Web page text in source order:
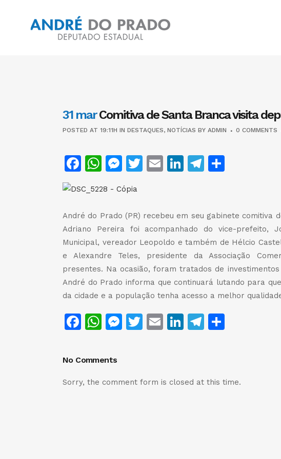
31 marComitiva de Santa Branca visita
POSTED AT 19:11H IN DESTAQUES, NOTÍCIAS BY ADMIN 0 COMMENTS
Facebook
WhatsApp
Messenger
Twitter
EmailLinkedIn
Telegram
André do Prado (PR) recebeu em seu gabinete comitiva
Adriano Pereira foi acompanhado do vice-prefeito,
Municipal, vereador Leopoldo e também de Hélcio
e Alexandre Teles, presidente da Associação
presentes. Na ocasião, foram tratados de
André do Prado informa que continuará lutando para
da cidade e a população tenha acesso a melhor
Facebook
WhatsApp
Messenger
Twitter
EmailLinkedIn
Telegram
No Comments
Sorry, the comment form is closed at this time.